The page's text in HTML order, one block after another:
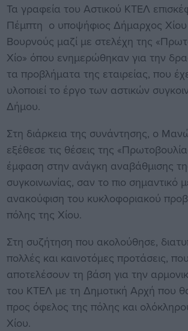
Τα γραφεία του Αστικού ΚΤΕΛ
Πέμπτη ο υποψήφιος Δήμαρχος
Βουρνούς μαζί με στελέχη της
Χίο» όπου ενημερώθηκαν για την
τα προβλήματα της εταιρείας, που
υλοποιεί το έργο των αστικών
Δήμου.
Στη διάρκεια της συνάντησης, ο
εξέθεσε τις θέσεις της
έμφαση στην ανάγκη αναβάθμισης
συγκοινωνίας, σαν το πιο σημαντικό
ανακούφιση του κυκλοφοριακού
πόλης της Χίου.
Στη συζήτηση που ακολούθησε,
πολλές και καινοτόμες προτάσεις,
αποτελέσουν τη βάση για την
του ΚΤΕΛ με τη Δημοτική Αρχή που
προς όφελος της πόλης και
Χίου.